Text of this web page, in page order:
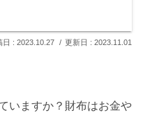
2023.10.27 2023.11.01
いますか？財布はお金や